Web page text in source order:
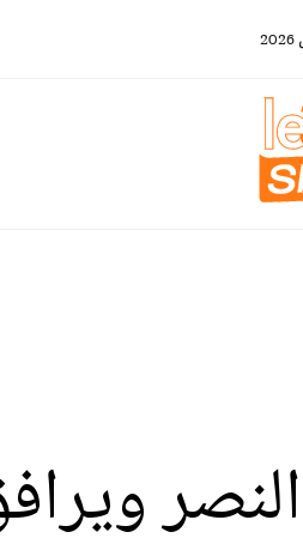
2026